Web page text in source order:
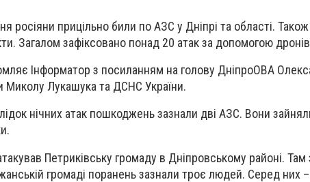
росіяни прицільно били по АЗС у Дніпрі та області.
Загалом зафіксовано понад 20 атак за допомогою дронів
Інформатор з посиланням на голову ДніпроОВА
Миколу Лукашука та ДСНС України.
нічних атак пошкоджень зазнали дві АЗС. Вони
Петриківську громаду в Дніпровському районі. Там
громаді поранень зазнали троє людей. Серед них –